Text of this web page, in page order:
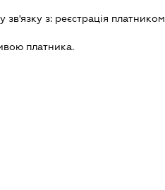
зв'язку з: реєстрацiя платником
платника.